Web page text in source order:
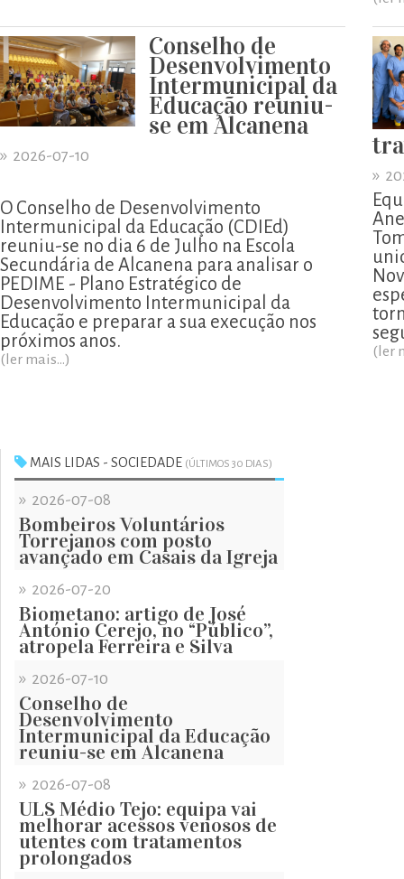
Conselho de
Desenvolvimento
Intermunicipal da
Educação reuniu-
se em Alcanena
» 2026-07-10
O Conselho de Desenvolvimento
Intermunicipal da Educação (CDIEd)
reuniu-se no dia 6 de Julho na Escola
Secundária de Alcanena para analisar o
PEDIME - Plano Estratégico de
Desenvolvimento Intermunicipal da
Educação e preparar a sua execução nos
próximos anos.
(ler mais...)
»
(ler
MAIS LIDAS - SOCIEDADE (ÚLTIMOS 30 DIAS)
» 2026-07-08
Bombeiros Voluntários
Torrejanos com posto
avançado em Casais da Igreja
» 2026-07-20
Biometano: artigo de José
António Cerejo, no “Público”,
atropela Ferreira e Silva
» 2026-07-10
Conselho de
Desenvolvimento
Intermunicipal da Educação
reuniu-se em Alcanena
» 2026-07-08
ULS Médio Tejo: equipa vai
melhorar acessos venosos de
utentes com tratamentos
prolongados